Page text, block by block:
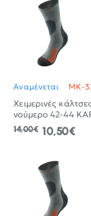
Αναμένεται MK-
Χειμερινές
νούμερο 42-44
10,50€
14,00€